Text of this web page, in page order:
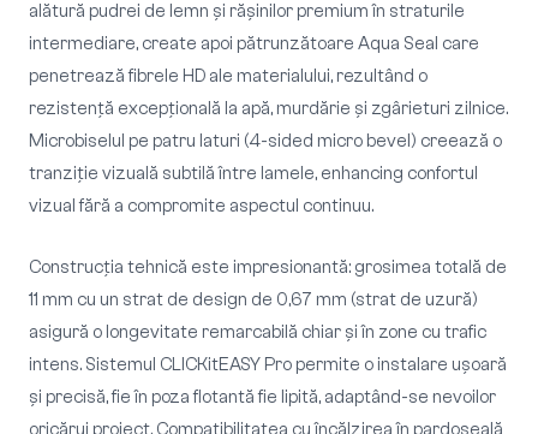
alătură pudrei de lemn și răşinilor premium în straturile
intermediare, create apoi pătrunzătoare Aqua Seal care
penetrează fibrele HD ale materialului, rezultând o
rezistenţă excepțională la apă, murdărie și zgârieturi zilnice.
Microbiselul pe patru laturi (4-sided micro bevel) creează o
tranziție vizuală subtilă între lamele, enhancing confortul
vizual fără a compromite aspectul continuu.
Construcția tehnică este impresionantă: grosimea totală de
11 mm cu un strat de design de 0,67 mm (strat de uzură)
asigură o longevitate remarcabilă chiar și în zone cu trafic
intens. Sistemul CLICKitEASY Pro permite o instalare ușoară
și precisă, fie în poza flotantă fie lipită, adaptând-se nevoilor